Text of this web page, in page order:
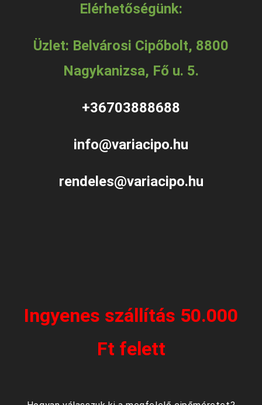
Elérhetőségünk:
Üzlet: Belvárosi Cipőbolt, 8800
Nagykanizsa, Fő u. 5.
+36703888688
info@variacipo.hu
rendeles@variacipo.hu
Ingyenes szállítás 50.000
Ft felett